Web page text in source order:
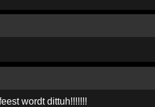
wordt dittuh!!!!!!!